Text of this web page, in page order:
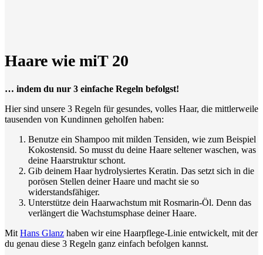
Haare wie miT 20
… indem du nur 3 einfache Regeln befolgst!
Hier sind unsere 3 Regeln für gesundes, volles Haar, die mittlerweile
tausenden von Kundinnen geholfen haben:
Benutze ein Shampoo mit milden Tensiden, wie zum Beispiel
Kokostensid. So musst du deine Haare seltener waschen, was
deine Haarstruktur schont.
Gib deinem Haar hydrolysiertes Keratin. Das setzt sich in die
porösen Stellen deiner Haare und macht sie so
widerstandsfähiger.
Unterstütze dein Haarwachstum mit Rosmarin-Öl. Denn das
verlängert die Wachstumsphase deiner Haare.
Mit Hans Glanz haben wir eine Haarpflege-Linie entwickelt, mit der
du genau diese 3 Regeln ganz einfach befolgen kannst.